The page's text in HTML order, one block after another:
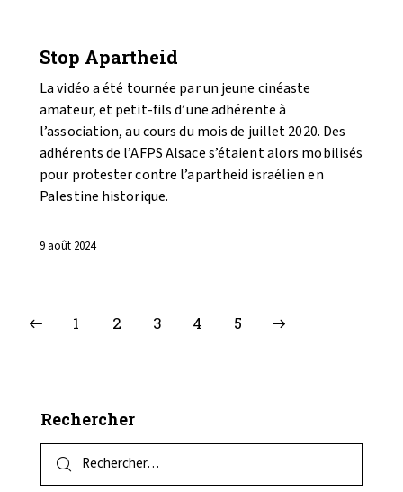
Stop Apartheid
La vidéo a été tournée par un jeune cinéaste
amateur, et petit-fils d’une adhérente à
l’association, au cours du mois de juillet 2020. Des
adhérents de l’AFPS Alsace s’étaient alors mobilisés
pour protester contre l’apartheid israélien en
Palestine historique.
9 août 2024
1 2 3 4 5
Rechercher